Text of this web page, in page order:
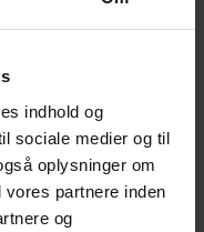
indhold og
sociale medier og til
oplysninger om
partnere inden
og
ved at
har en ”cap”,
aktie må udgøre
selvom Novo
samme værdi som
så udgør
i